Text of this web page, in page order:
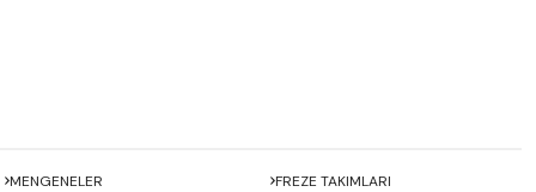
MENGENELER
FREZE TAKIMLARI